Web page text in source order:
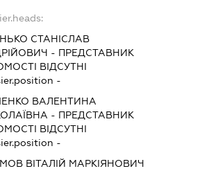
СТАНІСЛАВ
- ПРЕДСТАВНИК
ВІДСУТНІ
-
ВАЛЕНТИНА
- ПРЕДСТАВНИК
ВІДСУТНІ
-
ВІТАЛІЙ МАРКІЯНОВИЧ